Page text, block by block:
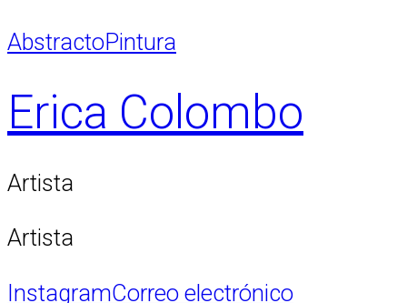
AbstractoPintura
Erica Colombo
Artista
Artista
InstagramCorreo electrónico